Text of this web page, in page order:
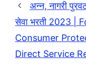
अन्न, नागरी
सेवा भरती 2023 |
Consumer
Direct Service